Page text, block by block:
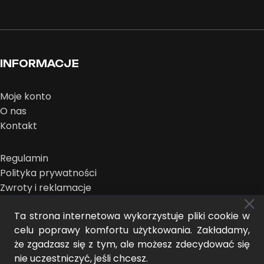
INFORMACJE
Moje konto
O nas
Kontakt
Regulamin
Polityka prywatności
Zwroty i reklamacje
MIDEER © 2025 | design:
Ta strona internetowa wykorzystuje pliki cookie w
celu poprawy komfortu użytkowania. Zakładamy,
że zgadzasz się z tym, ale możesz zdecydować się
nie uczestniczyć, jeśli chcesz.